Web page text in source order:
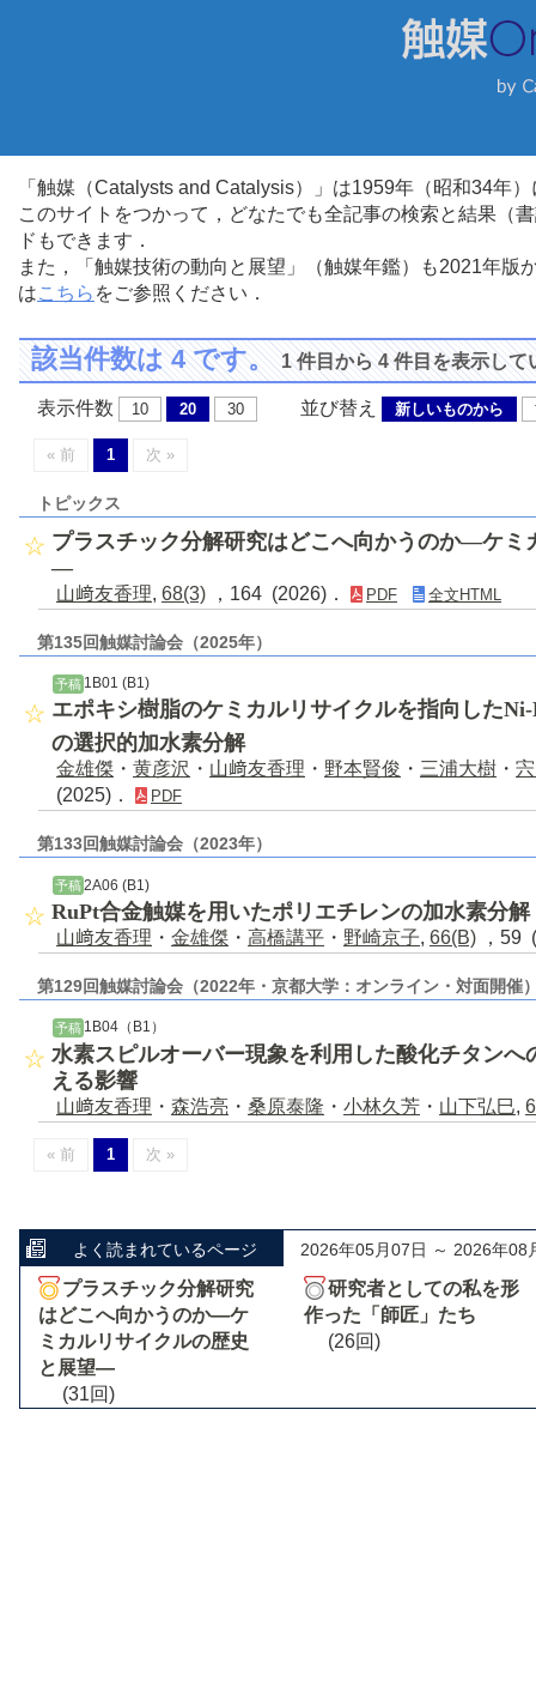
「触媒（Catalysts and Catalysis）」は1959年（昭和34年
このサイトをつかって，どなたでも全記事の検索と結果（
ドもできます．
また，「触媒技術の動向と展望」（触媒年鑑）も2021年
はこちら をご参照ください．
該当件数は 4 です。1 件目から 4 件目を表示して
表示件数 10 20 30 並び替え 新しいものから
« 前 1 次 »
トピックス
プラスチック分解研究はどこへ向かうのか―ケミ
―
山﨑友香理, 68(3) ，164 (2026)． PDF 全文HTML
第135回触媒討論会（2025年）
予稿 1B01 (B1)
エポキシ樹脂のケミカルリサイクルを指向したNi-
の選択的加水素分解
金雄傑 ・ 黄彦沢 ・ 山﨑友香理 ・ 野本賢俊 ・ 三浦大樹 ・
(2025)．
PDF
第133回触媒討論会（2023年）
予稿 2A06 (B1)
RuPt合金触媒を用いたポリエチレンの加水素分解
山﨑友香理 ・ 金雄傑 ・ 高橋講平 ・ 野崎京子, 66(B) ，59
第129回触媒討論会（2022年・京都大学：オンライン・対面開催
予稿 1B04（B1）
水素スピルオーバー現象を利用した酸化チタン
える影響
山﨑友香理 ・ 森浩亮 ・ 桑原泰隆 ・ 小林久芳 ・ 山下弘巳,
« 前 1 次 »
よく読まれているページ 2026年05月07日 ～ 2026年08
プラスチック分解研究
はどこへ向かうのか―ケ
ミカルリサイクルの歴史
と展望―
(31回)
研究者としての私を形
作った「師匠」たち
(26回)